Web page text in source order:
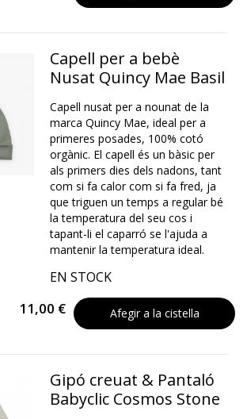
Capell per a bebè
Nusat Quincy Mae Basil
Capell nusat per a nounat de la
marca Quincy Mae, ideal per a
primeres posades, 100% cotó
orgànic. El capell és un bàsic per
als primers dies dels nadons, tant
com si fa calor com si fa fred, ja
que triguen un temps a regular bé
la temperatura del seu cos i
tapant-li el caparró se l'ajuda a
mantenir la temperatura ideal.
EN STOCK
11,00 € Afegir a la cistella
Gipó creuat & Pantaló
Babyclic Cosmos Stone